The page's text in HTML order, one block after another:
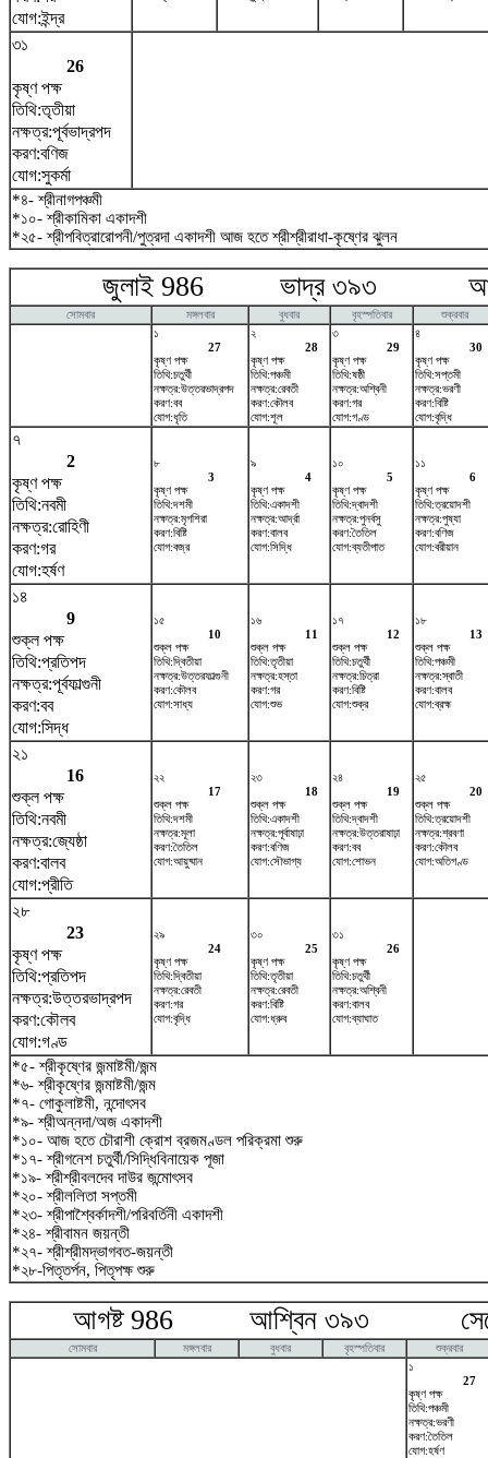
যোগ:ইন্দ্র
৩১
26
কৃষ্ণ পক্ষ
তিথি:তৃতীয়া
নক্ষত্র:পূর্বভাদ্রপদ
করণ:বণিজ
যোগ:সুকর্মা
*৪- শ্রীনাগপঞ্চমী
*১০- শ্রীকামিকা একাদশী
*২৫- শ্রীপবিত্রারোপনী/পুত্রদা একাদশী আজ হতে শ্রীশ্রীরাধা-কৃষ্ণের ঝুলন
জুলাই 986 ভাদ্র ৩৯৩
সোমবার মঙ্গলবার বুধবার বৃহস্পতিবার
শুক্রবার
১
27
কৃষ্ণ পক্ষ
তিথি:চতুর্থী
নক্ষত্র:উত্তরভাদ্রপদ
করণ:বব
যোগ:ধৃতি
২
28
কৃষ্ণ পক্ষ
তিথি:পঞ্চমী
নক্ষত্র:রেবতী
করণ:কৌলব
যোগ:শূল
৩
29
কৃষ্ণ পক্ষ
তিথি:ষষ্ঠী
নক্ষত্র:অশ্বিনী
করণ:গর
যোগ:গণ্ড
৪
30
কৃষ্ণ পক্ষ
তিথি:সপ্তমী
নক্ষত্র:ভরণী
করণ:বিষ্টি
যোগ:বৃদ্ধি
৭
2
কৃষ্ণ পক্ষ
তিথি:নবমী
নক্ষত্র:রোহিণী
করণ:গর
যোগ:হর্ষণ
৮
3
কৃষ্ণ পক্ষ
তিথি:দশমী
নক্ষত্র:মৃগশিরা
করণ:বিষ্টি
যোগ:বজ্র
৯
4
কৃষ্ণ পক্ষ
তিথি:একাদশী
নক্ষত্র:আর্দ্রা
করণ:বালব
যোগ:সিদ্ধি
১০
5
কৃষ্ণ পক্ষ
তিথি:দ্বাদশী
নক্ষত্র:পুনর্বসু
করণ:তৈতিল
যোগ:ব্যতীপাত
১১
6
কৃষ্ণ পক্ষ
তিথি:ত্রয়োদশী
নক্ষত্র:পুষ্যা
করণ:বণিজ
যোগ:বরীয়ান
১৪
9
শুক্ল পক্ষ
তিথি:প্রতিপদ
নক্ষত্র:পূর্বফাল্গুনী
করণ:বব
যোগ:সিদ্ধ
১৫
10
শুক্ল পক্ষ
তিথি:দ্বিতীয়া
নক্ষত্র:উত্তরফাল্গুনী
করণ:কৌলব
যোগ:সাধ্য
১৬
11
শুক্ল পক্ষ
তিথি:তৃতীয়া
নক্ষত্র:হস্তা
করণ:গর
যোগ:শুভ
১৭
12
শুক্ল পক্ষ
তিথি:চতুর্থী
নক্ষত্র:চিত্রা
করণ:বিষ্টি
যোগ:শুক্র
১৮
13
শুক্ল পক্ষ
তিথি:পঞ্চমী
নক্ষত্র:স্বাতী
করণ:বালব
যোগ:ব্রহ্ম
২১
16
শুক্ল পক্ষ
তিথি:নবমী
নক্ষত্র:জ্যেষ্ঠা
করণ:বালব
যোগ:প্রীতি
২২
17
শুক্ল পক্ষ
তিথি:দশমী
নক্ষত্র:মূলা
করণ:তৈতিল
যোগ:আয়ুষ্মান
২৩
18
শুক্ল পক্ষ
তিথি:একাদশী
নক্ষত্র:পূর্বাষাঢ়া
করণ:বণিজ
যোগ:সৌভাগ্য
২৪
19
শুক্ল পক্ষ
তিথি:দ্বাদশী
নক্ষত্র:উত্তরাষাঢ়া
করণ:বব
যোগ:শোভন
২৫
20
শুক্ল পক্ষ
তিথি:ত্রয়োদশী
নক্ষত্র:শ্রবণা
করণ:কৌলব
যোগ:অতিগণ্ড
২৮
23
কৃষ্ণ পক্ষ
তিথি:প্রতিপদ
নক্ষত্র:উত্তরভাদ্রপদ
করণ:কৌলব
যোগ:গণ্ড
২৯
24
কৃষ্ণ পক্ষ
তিথি:দ্বিতীয়া
নক্ষত্র:রেবতী
করণ:গর
যোগ:বৃদ্ধি
৩০
25
কৃষ্ণ পক্ষ
তিথি:তৃতীয়া
নক্ষত্র:রেবতী
করণ:বিষ্টি
যোগ:ধ্রুব
৩১
26
কৃষ্ণ পক্ষ
তিথি:চতুর্থী
নক্ষত্র:অশ্বিনী
করণ:বালব
যোগ:ব্যাঘাত
*৫- শ্রীকৃষ্ণের জন্মাষ্টমী/জন্ম
*৬- শ্রীকৃষ্ণের জন্মাষ্টমী/জন্ম
*৭- গোকুলাষ্টমী, নন্দোৎসব
*৯- শ্রীঅন্নদা/অজ একাদশী
*১০- আজ হতে চৌরাশী ক্রোশ ব্রজমণ্ডল পরিক্রমা শুরু
*১৭- শ্রীগনেশ চতুর্থী/সিদ্ধিবিনায়েক পূজা
*১৯- শ্রীশ্রীবলদেব দাউর জন্মোৎসব
*২০- শ্রীললিতা সপ্তমী
*২৩- শ্রীপাশ্বৈর্কাদশী/পরিবর্তিনী একাদশী
*২৪- শ্রীবামন জয়ন্তী
*২৭- শ্রীশ্রীমদ্ভাগবত-জয়ন্তী
*২৮-পিতৃতর্পন, পিতৃপক্ষ শুরু
আগষ্ট 986 আশ্বিন ৩৯৩
সোমবার মঙ্গলবার বুধবার বৃহস্পতিবার
শুক্রবার
১
27
কৃষ্ণ পক্ষ
তিথি:পঞ্চমী
নক্ষত্র:ভরণী
করণ:তৈতিল
যোগ:হর্ষণ